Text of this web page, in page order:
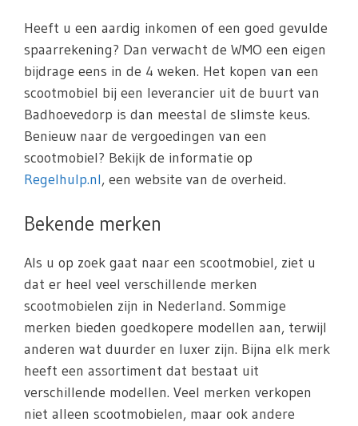
Heeft u een aardig inkomen of een goed gevulde
spaarrekening? Dan verwacht de WMO een eigen
bijdrage eens in de 4 weken. Het kopen van een
scootmobiel bij een leverancier uit de buurt van
Badhoevedorp is dan meestal de slimste keus.
Benieuw naar de vergoedingen van een
scootmobiel? Bekijk de informatie op
Regelhulp.nl, een website van de overheid.
Bekende merken
Als u op zoek gaat naar een scootmobiel, ziet u
dat er heel veel verschillende merken
scootmobielen zijn in Nederland. Sommige
merken bieden goedkopere modellen aan, terwijl
anderen wat duurder en luxer zijn. Bijna elk merk
heeft een assortiment dat bestaat uit
verschillende modellen. Veel merken verkopen
niet alleen scootmobielen, maar ook andere